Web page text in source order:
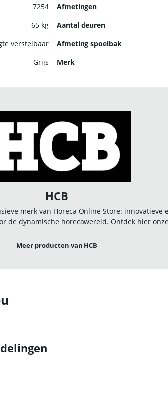
7254 Afmetingen
65 kg Aantal deuren
verstelbaar Afmeting spoelbak
Grijs Merk
HCB
merk van Horeca Online Store: innovatieve
de dynamische horecawereld. Ontdek hier
Meer producten van HCB